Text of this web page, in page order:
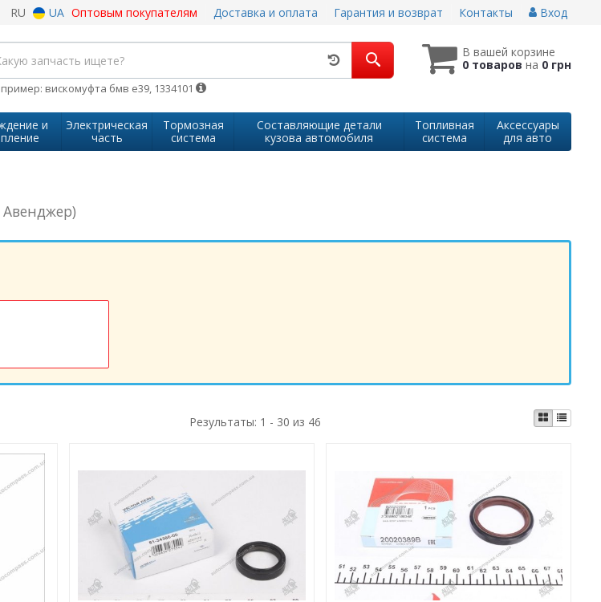
RU UA Оптовым покупателям Доставка и оплата Гарантия и возврат Контакты Вход
В вашей корзине
0 товаровна 0 грн
вискомуфта бмв е39, 1334101
и
Электрическая
часть
Тормозная
система
Составляющие детали
кузова автомобиля
Топливная
система
Аксессуары
для авто
Результаты: 1 - 30 из 46